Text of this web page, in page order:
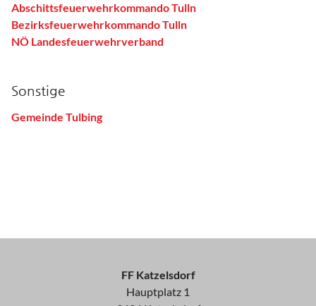
Abschittsfeuerwehrkommando Tulln
Bezirksfeuerwehrkommando Tulln
NÖ Landesfeuerwehrverband
Sonstige
Gemeinde Tulbing
FF Katzelsdorf
Hauptplatz 1